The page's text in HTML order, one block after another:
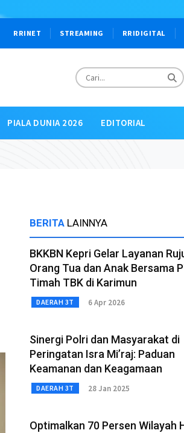
RRINET STREAMING RRIDIGITAL
PIALA DUNIA 2026 EDITORIAL
BERITA LAINNYA
BKKBN Kepri Gelar Layanan
Orang Tua dan Anak Bersama
Timah TBK di Karimun
DAERAH 3T 6 Apr 2026
Sinergi Polri dan Masyarakat di
Peringatan Isra Mi’raj: Paduan
Keamanan dan Keagamaan
DAERAH 3T 28 Jan 2025
Optimalkan 70 Persen Wilayah